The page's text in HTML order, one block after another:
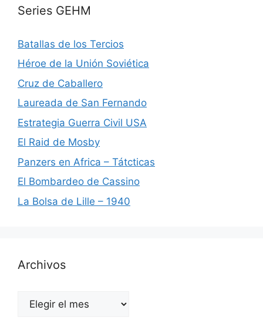
Series GEHM
Batallas de los Tercios
Héroe de la Unión Soviética
Cruz de Caballero
Laureada de San Fernando
Estrategia Guerra Civil USA
El Raid de Mosby
Panzers en Africa – Tátcticas
El Bombardeo de Cassino
La Bolsa de Lille – 1940
Archivos
Archivos